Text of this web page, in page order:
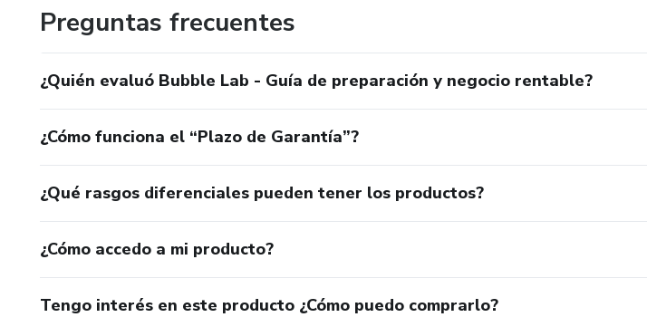
Preguntas frecuentes
¿Quién evaluó Bubble Lab - Guía de preparación y negocio rentable?
¿Cómo funciona el “Plazo de Garantía”?
¿Qué rasgos diferenciales pueden tener los productos?
¿Cómo accedo a mi producto?
Tengo interés en este producto ¿Cómo puedo comprarlo?